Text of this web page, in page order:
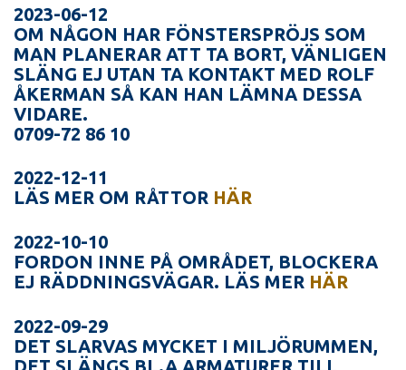
2023-06-12
OM NÅGON HAR FÖNSTERSPRÖJS SOM
MAN PLANERAR ATT TA BORT, VÄNLIGEN
SLÄNG EJ UTAN TA KONTAKT MED ROLF
ÅKERMAN SÅ KAN HAN LÄMNA DESSA
VIDARE.
0709-72 86 10
2022-12-11
LÄS MER OM RÅTTOR HÄR
2022-10-10
FORDON INNE PÅ OMRÅDET, BLOCKERA
EJ RÄDDNINGSVÄGAR. LÄS MER HÄR
2022-09-29
DET SLARVAS MYCKET I MILJÖRUMMEN,
DET SLÄNGS BL.A ARMATURER TILL